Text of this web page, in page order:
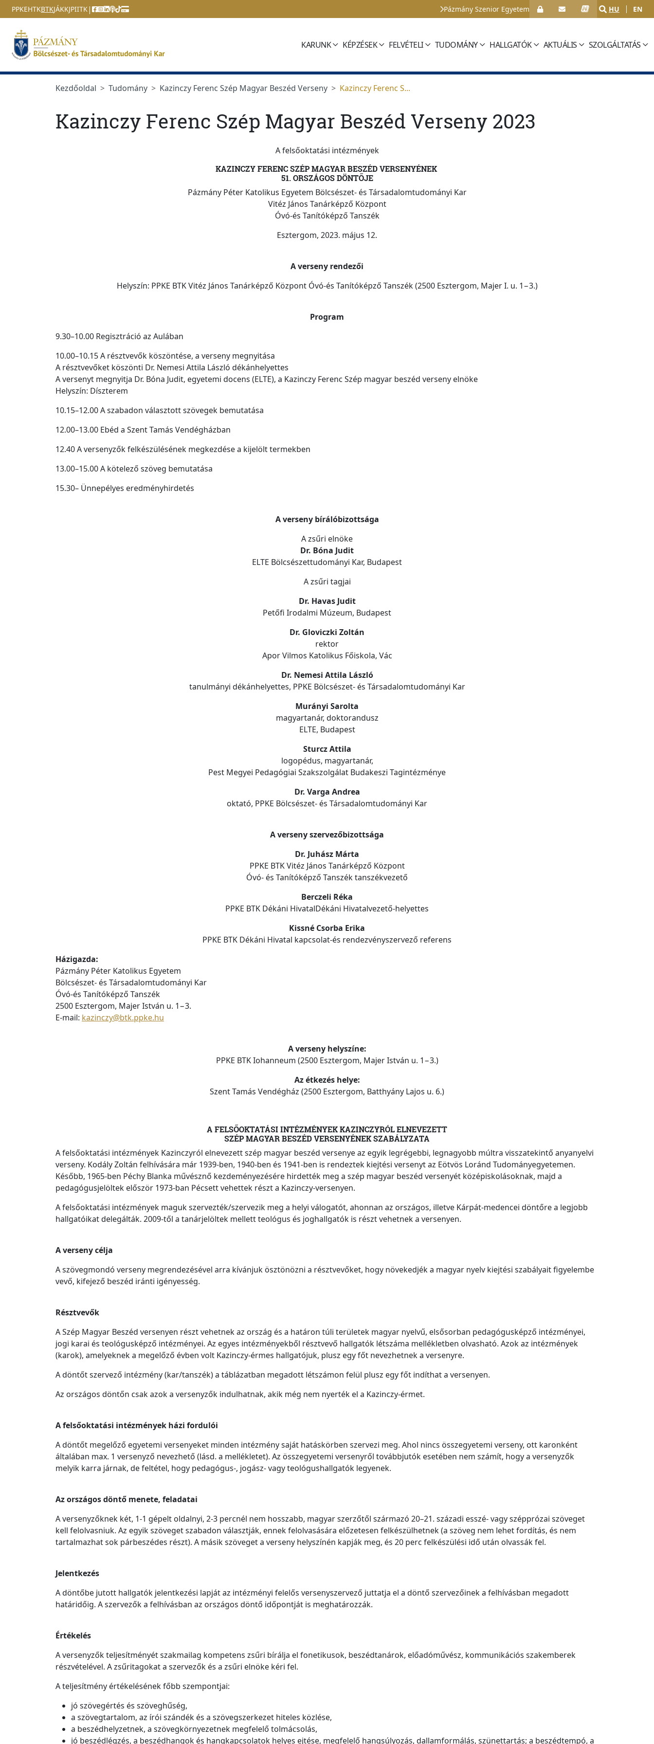
Ugrás a menüre
Ugrás a tartalomra
PPKEHTKBTKJÁKKJPIITK| Pázmány Szenior Egyetem HU EN
KARUNK KÉPZÉSEK FELVÉTELI TUDOMÁNY HALLGATÓK AKTUÁLIS SZOLGÁLTATÁS
Kezdőoldal Tudomány Kazinczy Ferenc Szép Magyar Beszéd Verseny Kazinczy Ferenc S...
Kazinczy Ferenc Szép Magyar Beszéd Verseny 2023
A felsőoktatási intézmények
KAZINCZY FERENC SZÉP MAGYAR BESZÉD VERSENYÉNEK
51. ORSZÁGOS DÖNTŐJE
Pázmány Péter Katolikus Egyetem Bölcsészet- és Társadalomtudományi Kar
Vitéz János Tanárképző Központ
Óvó-és Tanítóképző Tanszék
Esztergom, 2023. május 12.
A verseny rendezői
Helyszín: PPKE BTK Vitéz János Tanárképző Központ Óvó-és Tanítóképző Tanszék (2500 Esztergom, Majer I. u. 1−3.)
Program
9.30–10.00 Regisztráció az Aulában
10.00–10.15 A résztvevők köszöntése, a verseny megnyitása
A résztvevőket köszönti Dr. Nemesi Attila László dékánhelyettes
A versenyt megnyitja Dr. Bóna Judit, egyetemi docens (ELTE), a Kazinczy Ferenc Szép magyar beszéd verseny elnöke
Helyszín: Díszterem
10.15–12.00 A szabadon választott szövegek bemutatása
12.00–13.00 Ebéd a Szent Tamás Vendégházban
12.40 A versenyzők felkészülésének megkezdése a kijelölt termekben
13.00–15.00 A kötelező szöveg bemutatása
15.30– Ünnepélyes eredményhirdetés
A verseny bírálóbizottsága
A zsűri elnöke
Dr. Bóna Judit
ELTE Bölcsészettudományi Kar, Budapest
A zsűri tagjai
Dr. Havas Judit
Petőfi Irodalmi Múzeum, Budapest
Dr. Gloviczki Zoltán
rektor
Apor Vilmos Katolikus Főiskola, Vác
Dr. Nemesi Attila László
tanulmányi dékánhelyettes, PPKE Bölcsészet- és Társadalomtudományi Kar
Murányi Sarolta
magyartanár, doktorandusz
ELTE, Budapest
Sturcz Attila
logopédus, magyartanár,
Pest Megyei Pedagógiai Szakszolgálat Budakeszi Tagintézménye
Dr. Varga Andrea
oktató, PPKE Bölcsészet- és Társadalomtudományi Kar
A verseny szervezőbizottsága
Dr. Juhász Márta
PPKE BTK Vitéz János Tanárképző Központ
Óvó- és Tanítóképző Tanszék tanszékvezető
Berczeli Réka
PPKE BTK Dékáni HivatalDékáni Hivatalvezető-helyettes
Kissné Csorba Erika
PPKE BTK Dékáni Hivatal kapcsolat-és rendezvényszervező referens
Házigazda:
Pázmány Péter Katolikus Egyetem
Bölcsészet- és Társadalomtudományi Kar
Óvó-és Tanítóképző Tanszék
2500 Esztergom, Majer István u. 1−3.
E-mail: kazinczy@btk.ppke.hu
A verseny helyszíne:
PPKE BTK Iohanneum (2500 Esztergom, Majer István u. 1−3.)
Az étkezés helye:
Szent Tamás Vendégház (2500 Esztergom, Batthyány Lajos u. 6.)
A FELSŐOKTATÁSI INTÉZMÉNYEK KAZINCZYRÓL ELNEVEZETT
SZÉP MAGYAR BESZÉD VERSENYÉNEKSZABÁLYZATA
A felsőoktatási intézmények Kazinczyról elnevezett szép magyar beszéd versenye az egyik legrégebbi, legnagyobb múltra visszatekintő anyanyelvi
verseny. Kodály Zoltán felhívására már 1939-ben, 1940-ben és 1941-ben is rendeztek kiejtési versenyt az Eötvös Loránd Tudományegyetemen.
Később, 1965-ben Péchy Blanka művésznő kezdeményezésére hirdették meg a szép magyar beszéd versenyét középiskolásoknak, majd a
pedagógusjelöltek először 1973-ban Pécsett vehettek részt a Kazinczy-versenyen.
A felsőoktatási intézmények maguk szervezték/szervezik meg a helyi válogatót, ahonnan az országos, illetve Kárpát-medencei döntőre a legjobb
hallgatóikat delegálták. 2009-től a tanárjelöltek mellett teológus és joghallgatók is részt vehetnek a versenyen.
A verseny célja
A szövegmondó verseny megrendezésével arra kívánjuk ösztönözni a résztvevőket, hogy növekedjék a magyar nyelv kiejtési szabályait figyelembe
vevő, kifejező beszéd iránti igényesség.
Résztvevők
A Szép Magyar Beszéd versenyen részt vehetnek az ország és a határon túli területek magyar nyelvű, elsősorban pedagógusképző intézményei,
jogi karai és teológusképző intézményei. Az egyes intézményekből résztvevő hallgatók létszáma mellékletben olvasható. Azok az intézmények
(karok), amelyeknek a megelőző évben volt Kazinczy-érmes hallgatójuk, plusz egy főt nevezhetnek a versenyre.
A döntőt szervező intézmény (kar/tanszék) a táblázatban megadott létszámon felül plusz egy főt indíthat a versenyen.
Az országos döntőn csak azok a versenyzők indulhatnak, akik még nem nyerték el a Kazinczy-érmet.
A felsőoktatási intézmények házi fordulói
A döntőt megelőző egyetemi versenyeket minden intézmény saját hatáskörben szervezi meg. Ahol nincs összegyetemi verseny, ott karonként
általában max. 1 versenyző nevezhető (lásd. a mellékletet). Az összegyetemi versenyről továbbjutók esetében nem számít, hogy a versenyzők
melyik karra járnak, de feltétel, hogy pedagógus-, jogász- vagy teológushallgatók legyenek.
Az országos döntő menete, feladatai
A versenyzőknek két, 1-1 gépelt oldalnyi, 2-3 percnél nem hosszabb, magyar szerzőtől származó 20–21. századi esszé- vagy szépprózai szöveget
kell felolvasniuk. Az egyik szöveget szabadon választják, ennek felolvasására előzetesen felkészülhetnek (a szöveg nem lehet fordítás, és nem
tartalmazhat sok párbeszédes részt). A másik szöveget a verseny helyszínén kapják meg, és 20 perc felkészülési idő után olvassák fel.
Jelentkezés
A döntőbe jutott hallgatók jelentkezési lapját az intézményi felelős versenyszervező juttatja el a döntő szervezőinek a felhívásban megadott
határidőig. A szervezők a felhívásban az országos döntő időpontját is meghatározzák.
Értékelés
A versenyzők teljesítményét szakmailag kompetens zsűri bírálja el fonetikusok, beszédtanárok, előadóművész, kommunikációs szakemberek
részvételével. A zsűritagokat a szervezők és a zsűri elnöke kéri fel.
A teljesítmény értékelésének főbb szempontjai:
jó szövegértés és szöveghűség,
a szövegtartalom, az írói szándék és a szövegszerkezet hiteles közlése,
a beszédhelyzetnek, a szövegkörnyezetnek megfelelő tolmácsolás,
jó beszédlégzés, a beszédhangok és hangkapcsolatok helyes ejtése, megfelelő hangsúlyozás, dallamformálás, szünettartás; a beszédtempó, a